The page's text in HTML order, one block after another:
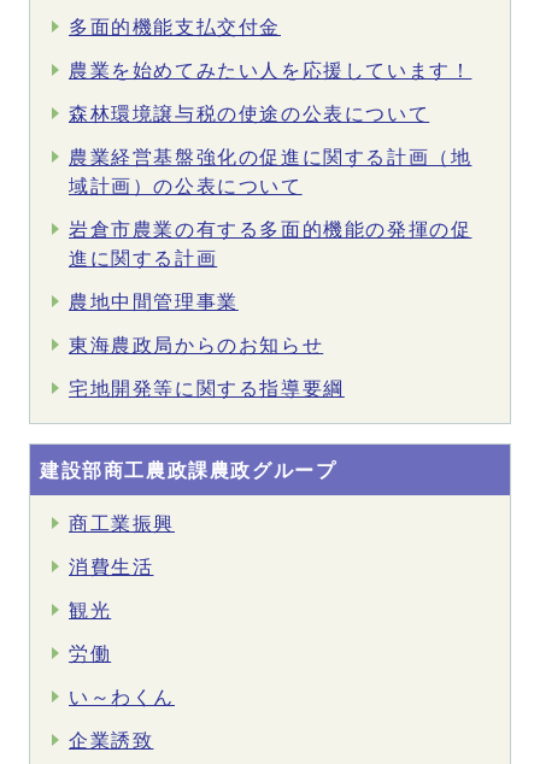
多面的機能支払交付金
農業を始めてみたい人を応援しています！
森林環境譲与税の使途の公表について
農業経営基盤強化の促進に関する計画（地
域計画）の公表について
岩倉市農業の有する多面的機能の発揮の促
進に関する計画
農地中間管理事業
東海農政局からのお知らせ
宅地開発等に関する指導要綱
建設部商工農政課農政グループ
商工業振興
消費生活
観光
労働
い～わくん
企業誘致